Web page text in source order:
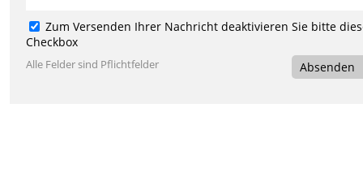
Zum Versenden Ihrer Nachricht deaktivieren Sie bitte
Checkbox
Alle Felder sind Pflichtfelder Absenden